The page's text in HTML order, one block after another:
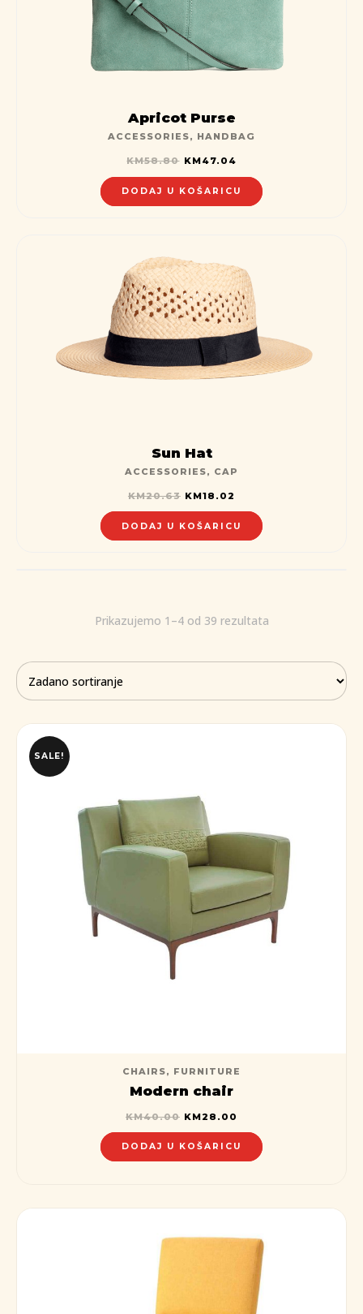
Apricot Purse
ACCESSORIES, HANDBAG
KM58.80 KM47.04
DODAJ U KOŠARICU
Sun Hat
ACCESSORIES, CAP
KM20.63 KM18.02
DODAJ U KOŠARICU
Prikazujemo 1–4 od 39 rezultata
SALE!
CHAIRS, FURNITURE
Modern chair
KM40.00 KM28.00
DODAJ U KOŠARICU